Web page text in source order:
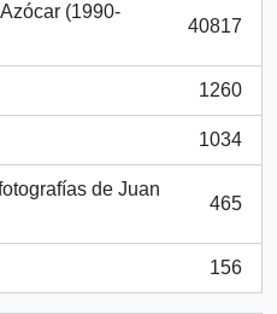
(1990-
40817
1260
1034
de Juan
465
156